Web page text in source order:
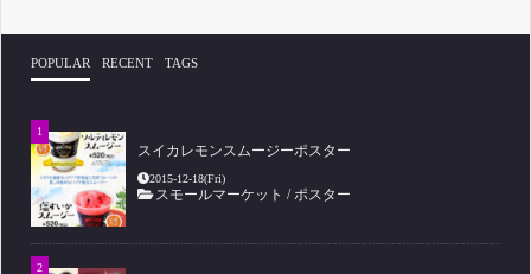
POPULAR RECENT TAGS
スイカレモンスムージーポスター
2015-12-18(Fri)
スモールマーケット /ポスター